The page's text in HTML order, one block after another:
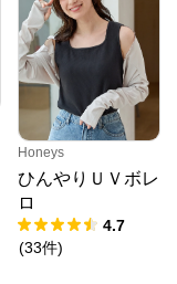
Honeys
ひんやりＵＶボレ
ロ
4.7
(33件)